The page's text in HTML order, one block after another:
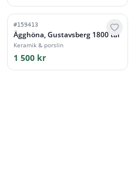
#159413
Ägghöna, Gustavsberg 1800 tal
Keramik & porslin
1 500 kr